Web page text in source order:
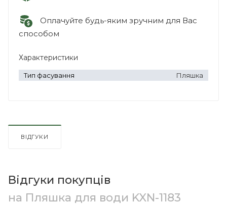
Оплачуйте будь-яким зручним для Вас
способом
Характеристики
Тип фасування Пляшка
ВІДГУКИ
Відгуки покупців
на Пляшка для води KXN-1183